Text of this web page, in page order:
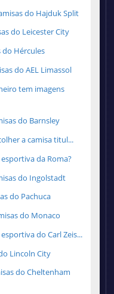
do Hajduk Split
do Leicester City
do Hércules
do ‎AEL Limassol
tem imagens
do Barnsley
a camisa titul...
da Roma?
do Ingolstadt
do Pachuca
do Monaco
do Carl Zeis...
Lincoln City
do Cheltenham